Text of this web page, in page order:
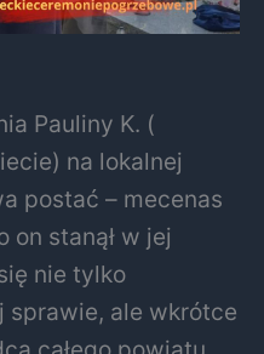
Pauliny K. (
na lokalnej
postać – mecenas
on stanął w jej
nie tylko
sprawie, ale wkrótce